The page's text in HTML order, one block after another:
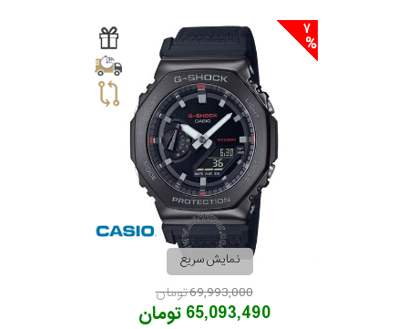
نمایش سریع
69,993,000 تومان
65,093,490 تومان